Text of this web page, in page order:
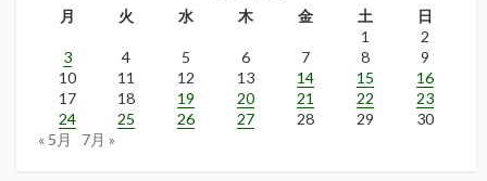
月
火 水 木 金 土
日
1
2
3
4 5 6 7 8
9
10
11 12 13 14 15
16
17
18 19 20 21 22
23
24
25 26 27 28 29
30
« 5月
7月 »